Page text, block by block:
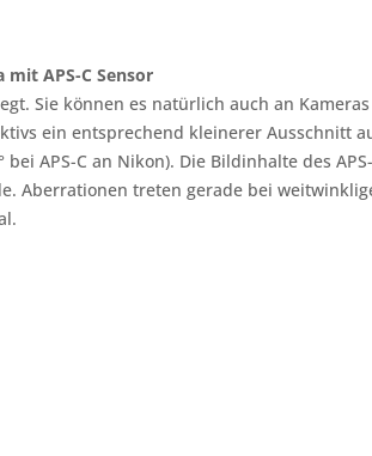
APS-C Sensor
Sie können es natürlich auch an
ein entsprechend kleinerer Ausschnitt
APS-C an Nikon). Die Bildinhalte des
Aberrationen treten gerade bei